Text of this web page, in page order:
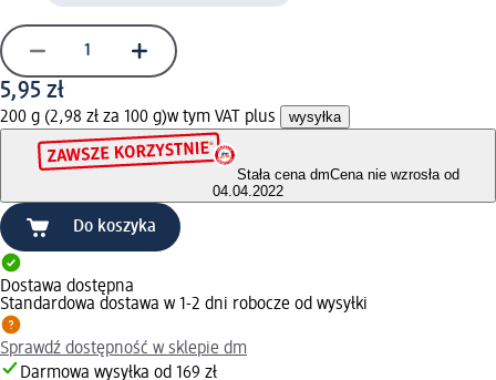
5,95 zł
200 g (2,98 zł za 100 g)w tym VAT plus wysyłka
Stała cena dmCena nie wzrosła od
04.04.2022
Do koszyka
Dostawa dostępna
Standardowa dostawa w 1-2 dni robocze od wysyłki
Sprawdź dostępność w sklepie dm
Darmowa wysyłka od 169 zł